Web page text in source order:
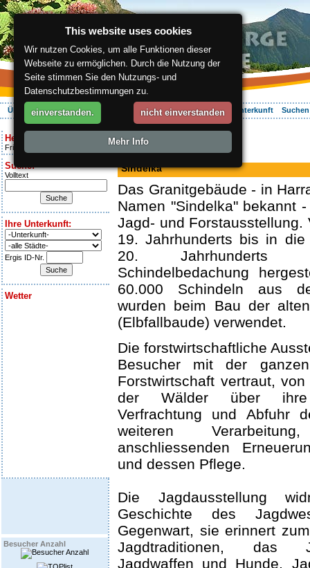
Über die Region Aktiv Erleben Entspannung Ihr Urlaub Unterkunft
Heute ist:
Friday 7.08.2026
Suche:
Volltext
Ihre Unterkunft:
Ergis ID-Nr.
Wetter
Besucher Anzahl
ergis.cz> Sindelka
Museum
Sindelka
Das Granitgebäude - in
Namen "Sindelka" bekannt
Jagd- und Forstausstellung.
19. Jahrhunderts bis in
20. Jahrhunderts
Schindelbedachung
60.000 Schindeln aus
wurden beim Bau der
(Elbfallbaude) verwendet.
Die forstwirtschaftliche
Besucher mit der
Forstwirtschaft vertraut,
der Wälder über ihre
Verfrachtung und Abfuhr
weiteren
anschliessenden
und dessen Pflege.
Die Jagdausstellung
Geschichte des
Gegenwart, sie erinnert
Jagdtraditionen, das
Jagdwaffen und Hunde,
This website uses cookies
Wir nutzen Cookies, um alle Funktionen dieser
Webseite zu ermöglichen. Durch die Nutzung der
Seite stimmen Sie den Nutzungs- und
Datenschutzbestimmungen zu.
einverstanden. nicht einverstanden
Mehr Info